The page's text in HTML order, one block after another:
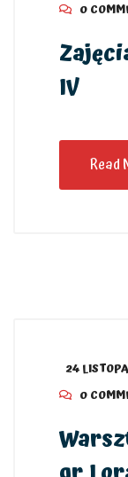
0
IV
Read
24
0